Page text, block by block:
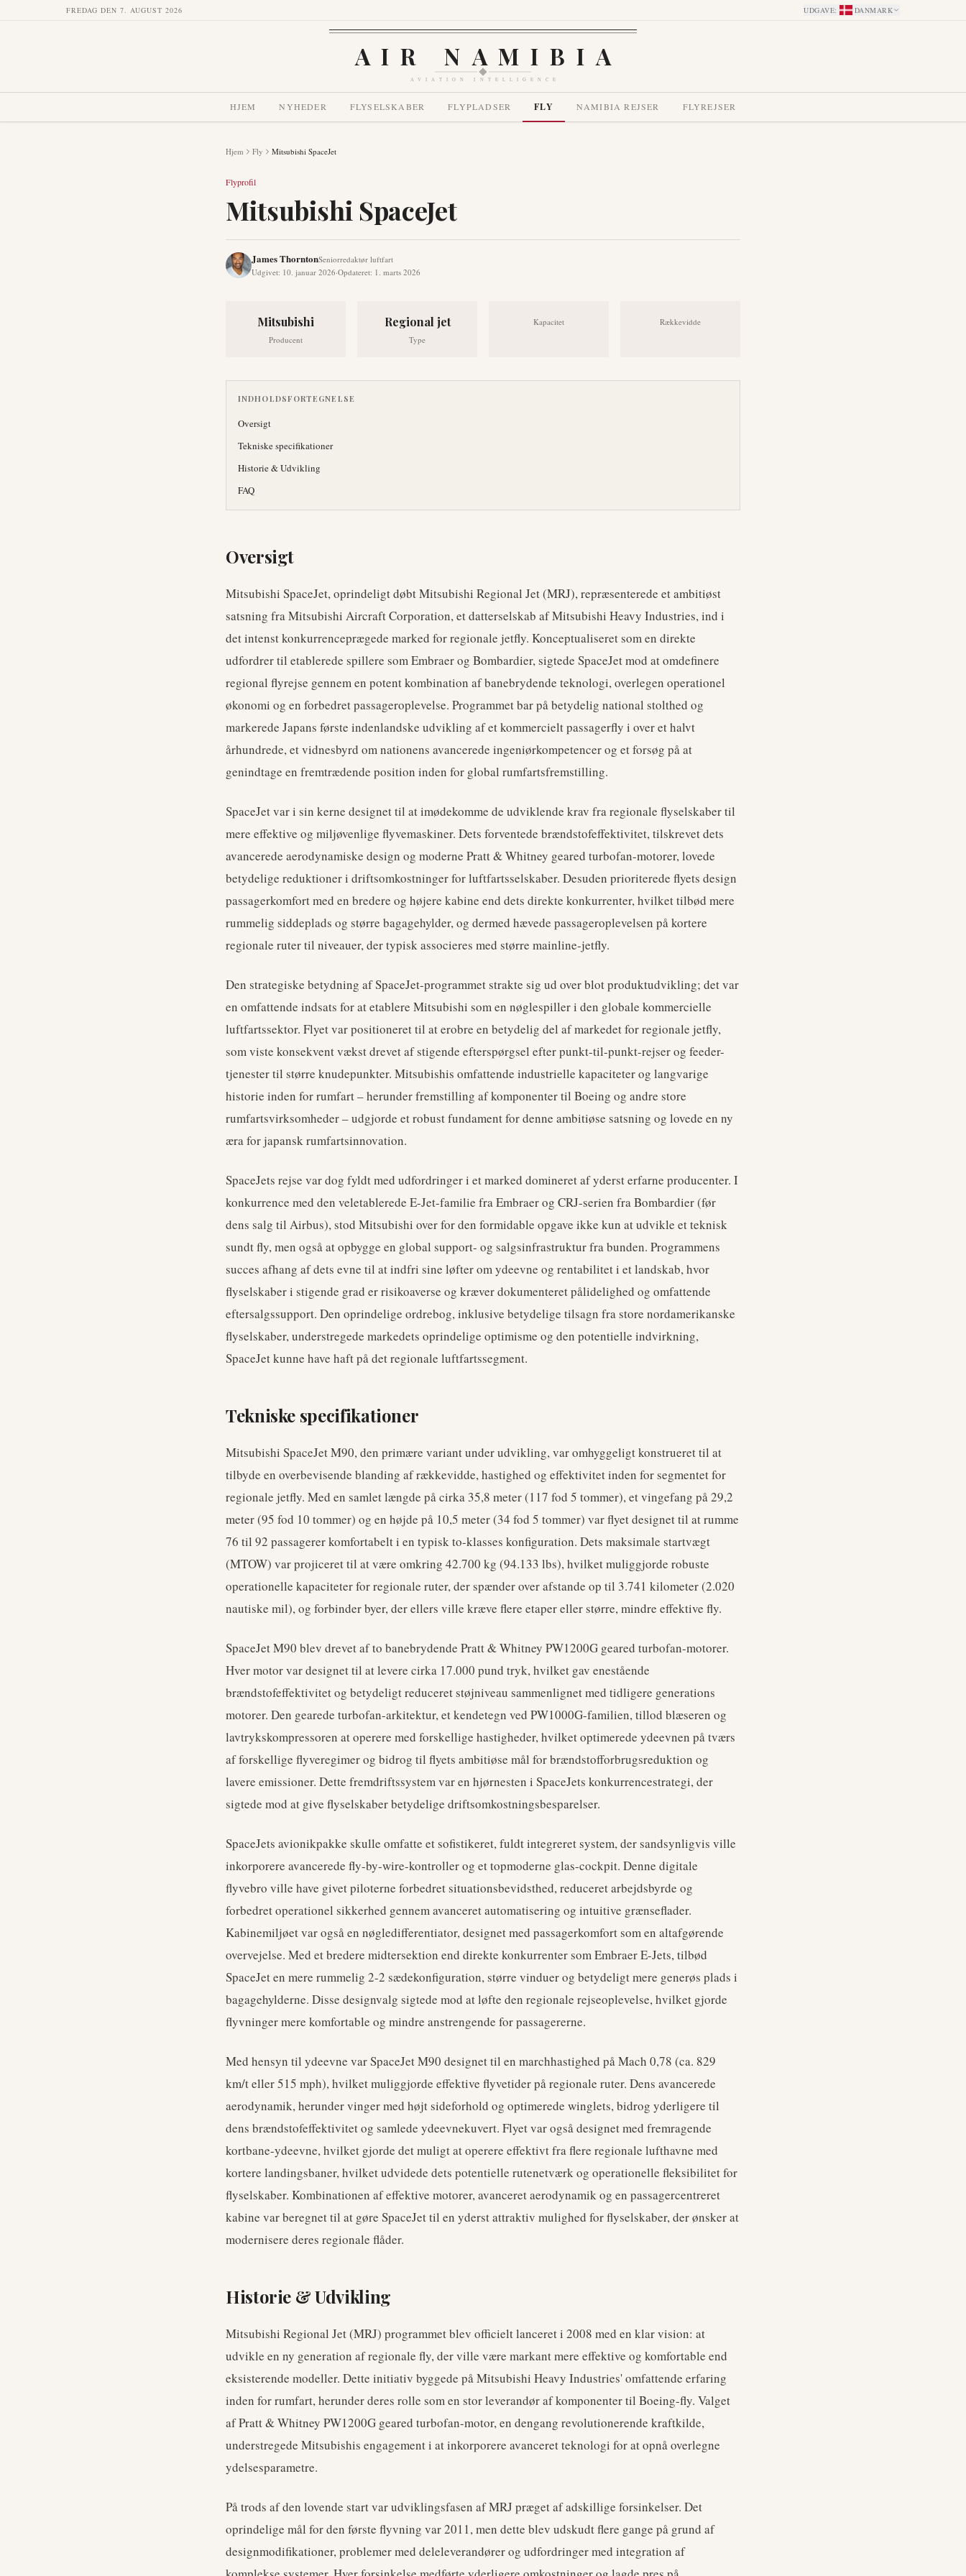
FREDAG DEN 7. AUGUST 2026 UDGAVE: DANMARK
AIR NAMIBIA
AVIATION INTELLIGENCE
HJEM NYHEDER FLYSELSKABER FLYPLADSER FLY NAMIBIA REJSER FLYREJSER
Hjem Fly Mitsubishi SpaceJet
Flyprofil
Mitsubishi SpaceJet
James ThorntonSeniorredaktør luftfart
Udgivet: 10. januar 2026·Opdateret: 1. marts 2026
Mitsubishi
Producent
Regional jet
Type
Kapacitet Rækkevidde
INDHOLDSFORTEGNELSE
Oversigt
Tekniske specifikationer
Historie & Udvikling
FAQ
Oversigt
Mitsubishi SpaceJet, oprindeligt døbt Mitsubishi Regional Jet (MRJ), repræsenterede et ambitiøst
satsning fra Mitsubishi Aircraft Corporation, et datterselskab af Mitsubishi Heavy Industries, ind i
det intenst konkurrenceprægede marked for regionale jetfly. Konceptualiseret som en direkte
udfordrer til etablerede spillere som Embraer og Bombardier, sigtede SpaceJet mod at omdefinere
regional flyrejse gennem en potent kombination af banebrydende teknologi, overlegen operationel
økonomi og en forbedret passageroplevelse. Programmet bar på betydelig national stolthed og
markerede Japans første indenlandske udvikling af et kommercielt passagerfly i over et halvt
århundrede, et vidnesbyrd om nationens avancerede ingeniørkompetencer og et forsøg på at
genindtage en fremtrædende position inden for global rumfartsfremstilling.
SpaceJet var i sin kerne designet til at imødekomme de udviklende krav fra regionale flyselskaber til
mere effektive og miljøvenlige flyvemaskiner. Dets forventede brændstofeffektivitet, tilskrevet dets
avancerede aerodynamiske design og moderne Pratt & Whitney geared turbofan-motorer, lovede
betydelige reduktioner i driftsomkostninger for luftfartsselskaber. Desuden prioriterede flyets design
passagerkomfort med en bredere og højere kabine end dets direkte konkurrenter, hvilket tilbød mere
rummelig siddeplads og større bagagehylder, og dermed hævede passageroplevelsen på kortere
regionale ruter til niveauer, der typisk associeres med større mainline-jetfly.
Den strategiske betydning af SpaceJet-programmet strakte sig ud over blot produktudvikling; det var
en omfattende indsats for at etablere Mitsubishi som en nøglespiller i den globale kommercielle
luftfartssektor. Flyet var positioneret til at erobre en betydelig del af markedet for regionale jetfly,
som viste konsekvent vækst drevet af stigende efterspørgsel efter punkt-til-punkt-rejser og feeder-
tjenester til større knudepunkter. Mitsubishis omfattende industrielle kapaciteter og langvarige
historie inden for rumfart – herunder fremstilling af komponenter til Boeing og andre store
rumfartsvirksomheder – udgjorde et robust fundament for denne ambitiøse satsning og lovede en ny
æra for japansk rumfartsinnovation.
SpaceJets rejse var dog fyldt med udfordringer i et marked domineret af yderst erfarne producenter. I
konkurrence med den veletablerede E-Jet-familie fra Embraer og CRJ-serien fra Bombardier (før
dens salg til Airbus), stod Mitsubishi over for den formidable opgave ikke kun at udvikle et teknisk
sundt fly, men også at opbygge en global support- og salgsinfrastruktur fra bunden. Programmens
succes afhang af dets evne til at indfri sine løfter om ydeevne og rentabilitet i et landskab, hvor
flyselskaber i stigende grad er risikoaverse og kræver dokumenteret pålidelighed og omfattende
eftersalgssupport. Den oprindelige ordrebog, inklusive betydelige tilsagn fra store nordamerikanske
flyselskaber, understregede markedets oprindelige optimisme og den potentielle indvirkning,
SpaceJet kunne have haft på det regionale luftfartssegment.
Tekniske specifikationer
Mitsubishi SpaceJet M90, den primære variant under udvikling, var omhyggeligt konstrueret til at
tilbyde en overbevisende blanding af rækkevidde, hastighed og effektivitet inden for segmentet for
regionale jetfly. Med en samlet længde på cirka 35,8 meter (117 fod 5 tommer), et vingefang på 29,2
meter (95 fod 10 tommer) og en højde på 10,5 meter (34 fod 5 tommer) var flyet designet til at rumme
76 til 92 passagerer komfortabelt i en typisk to-klasses konfiguration. Dets maksimale startvægt
(MTOW) var projiceret til at være omkring 42.700 kg (94.133 lbs), hvilket muliggjorde robuste
operationelle kapaciteter for regionale ruter, der spænder over afstande op til 3.741 kilometer (2.020
nautiske mil), og forbinder byer, der ellers ville kræve flere etaper eller større, mindre effektive fly.
SpaceJet M90 blev drevet af to banebrydende Pratt & Whitney PW1200G geared turbofan-motorer.
Hver motor var designet til at levere cirka 17.000 pund tryk, hvilket gav enestående
brændstofeffektivitet og betydeligt reduceret støjniveau sammenlignet med tidligere generations
motorer. Den gearede turbofan-arkitektur, et kendetegn ved PW1000G-familien, tillod blæseren og
lavtrykskompressoren at operere med forskellige hastigheder, hvilket optimerede ydeevnen på tværs
af forskellige flyveregimer og bidrog til flyets ambitiøse mål for brændstofforbrugsreduktion og
lavere emissioner. Dette fremdriftssystem var en hjørnesten i SpaceJets konkurrencestrategi, der
sigtede mod at give flyselskaber betydelige driftsomkostningsbesparelser.
SpaceJets avionikpakke skulle omfatte et sofistikeret, fuldt integreret system, der sandsynligvis ville
inkorporere avancerede fly-by-wire-kontroller og et topmoderne glas-cockpit. Denne digitale
flyvebro ville have givet piloterne forbedret situationsbevidsthed, reduceret arbejdsbyrde og
forbedret operationel sikkerhed gennem avanceret automatisering og intuitive grænseflader.
Kabinemiljøet var også en nøgledifferentiator, designet med passagerkomfort som en altafgørende
overvejelse. Med et bredere midtersektion end direkte konkurrenter som Embraer E-Jets, tilbød
SpaceJet en mere rummelig 2-2 sædekonfiguration, større vinduer og betydeligt mere generøs plads i
bagagehylderne. Disse designvalg sigtede mod at løfte den regionale rejseoplevelse, hvilket gjorde
flyvninger mere komfortable og mindre anstrengende for passagererne.
Med hensyn til ydeevne var SpaceJet M90 designet til en marchhastighed på Mach 0,78 (ca. 829
km/t eller 515 mph), hvilket muliggjorde effektive flyvetider på regionale ruter. Dens avancerede
aerodynamik, herunder vinger med højt sideforhold og optimerede winglets, bidrog yderligere til
dens brændstofeffektivitet og samlede ydeevnekuvert. Flyet var også designet med fremragende
kortbane-ydeevne, hvilket gjorde det muligt at operere effektivt fra flere regionale lufthavne med
kortere landingsbaner, hvilket udvidede dets potentielle rutenetværk og operationelle fleksibilitet for
flyselskaber. Kombinationen af effektive motorer, avanceret aerodynamik og en passagercentreret
kabine var beregnet til at gøre SpaceJet til en yderst attraktiv mulighed for flyselskaber, der ønsker at
modernisere deres regionale flåder.
Historie & Udvikling
Mitsubishi Regional Jet (MRJ) programmet blev officielt lanceret i 2008 med en klar vision: at
udvikle en ny generation af regionale fly, der ville være markant mere effektive og komfortable end
eksisterende modeller. Dette initiativ byggede på Mitsubishi Heavy Industries' omfattende erfaring
inden for rumfart, herunder deres rolle som en stor leverandør af komponenter til Boeing-fly. Valget
af Pratt & Whitney PW1200G geared turbofan-motor, en dengang revolutionerende kraftkilde,
understregede Mitsubishis engagement i at inkorporere avanceret teknologi for at opnå overlegne
ydelsesparametre.
På trods af den lovende start var udviklingsfasen af MRJ præget af adskillige forsinkelser. Det
oprindelige mål for den første flyvning var 2011, men dette blev udskudt flere gange på grund af
designmodifikationer, problemer med deleleverandører og udfordringer med integration af